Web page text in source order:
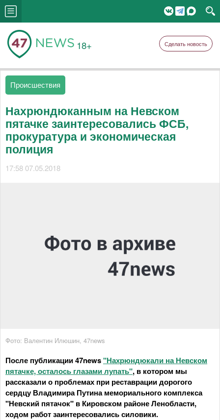
18+ Сделать новость
Происшествия
Нахрюндюканным на Невском
пятачке заинтересовались ФСБ,
прокуратура и экономическая
полиция
17:58 07.05.2018
Фото: Валентин Илюшин, 47news
После публикации 47news"Нахрюндюкали на Невском
пятачке, осталось глазами лупать", в котором мы
рассказали о проблемах при реставрации дорогого
сердцу Владимира Путина мемориального комплекса
"Невский пятачок" в Кировском районе Ленобласти,
ходом работ заинтересовались силовики.